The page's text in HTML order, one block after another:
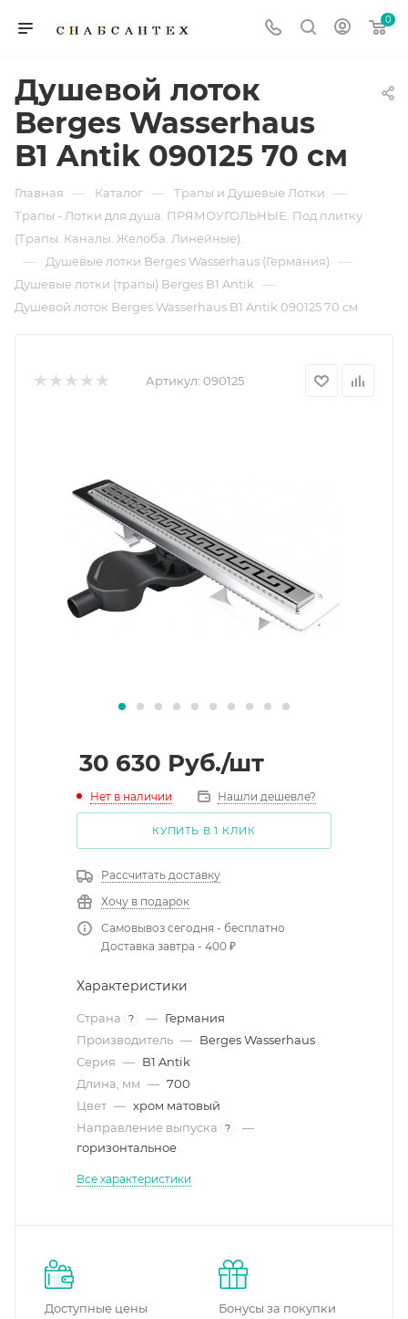
0
Душевой лоток
Berges Wasserhaus
B1 Antik 090125 70 см
Главная — Каталог — Трапы и Душевые Лотки —
Трапы - Лотки для душа. ПРЯМОУГОЛЬНЫЕ. Под плитку
(Трапы. Каналы. Желоба. Линейные).
— Душевые лотки Berges Wasserhaus (Германия) —
Душевые лотки (трапы) Berges B1 Antik —
Душевой лоток Berges Wasserhaus B1 Antik 090125 70 см
Артикул: 090125
30 630 Руб./шт
Нет в наличии Нашли дешевле?
КУПИТЬ В 1 КЛИК
Рассчитать доставку
Хочу в подарок
Самовывоз сегодня - бесплатно
Доставка завтра - 400 ₽
Характеристики
Страна ? — Германия
Производитель — Berges Wasserhaus
Серия — B1 Antik
Длина, мм — 700
Цвет — хром матовый
Направление выпуска
?
—
горизонтальное
Все характеристики
Доступные цены
Бонусы за покупки